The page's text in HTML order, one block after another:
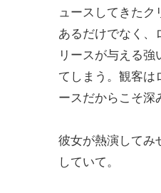
ュースしてきたク
あるだけでなく、
リースが与える
てしまう。観客は
ースだからこそ深
彼女が熱演して
していて。